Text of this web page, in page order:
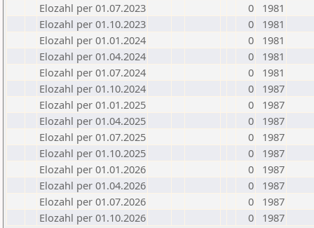
Elozahl per 01.07.2023
0
1981
Elozahl per 01.10.2023
0
1981
Elozahl per 01.01.2024
0
1981
Elozahl per 01.04.2024
0
1981
Elozahl per 01.07.2024
0
1981
Elozahl per 01.10.2024
0
1987
Elozahl per 01.01.2025
0
1987
Elozahl per 01.04.2025
0
1987
Elozahl per 01.07.2025
0
1987
Elozahl per 01.10.2025
0
1987
Elozahl per 01.01.2026
0
1987
Elozahl per 01.04.2026
0
1987
Elozahl per 01.07.2026
0
1987
Elozahl per 01.10.2026
0 1987